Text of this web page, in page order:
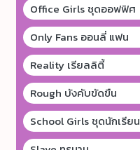
Office Girls ชุดออฟฟิศ
Only Fans ออนลี่ แฟน
Reality เรียลลิตี้
Rough บังคับขัดขืน
School Girls ชุดนักเรียน